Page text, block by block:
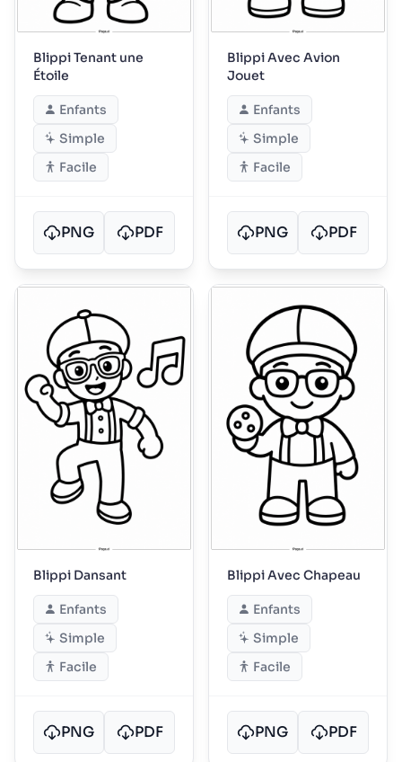
Blippi Tenant une
Étoile
Enfants
Simple
Facile
PNG PDF
Blippi Avec Avion
Jouet
Enfants
Simple
Facile
PNG PDF
Blippi Dansant
Enfants
Simple
Facile
PNG PDF
Blippi Avec Chapeau
Enfants
Simple
Facile
PNG PDF